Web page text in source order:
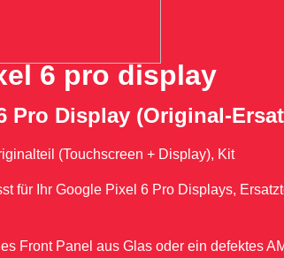
6 pro display
Pro Display (Original-
(Touchscreen + Display), Kit
für Ihr Google Pixel 6 Pro Displays,
Front Panel aus Glas oder ein defektes